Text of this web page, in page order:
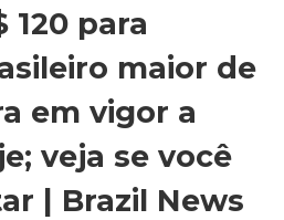
120 para
maior de
em vigor a
veja se você
| Brazil News